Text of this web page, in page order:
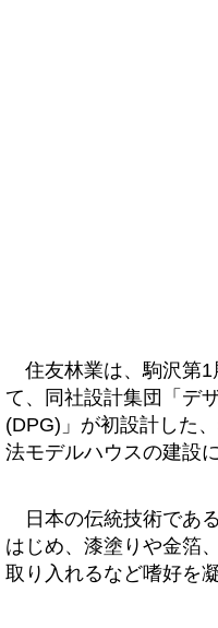
住友林業は、駒沢第
て、同社設計集団「デ
(DPG)」が初設計した
法モデルハウスの建設
日本の伝統技術であ
はじめ、漆塗りや金箔
取り入れるなど嗜好を